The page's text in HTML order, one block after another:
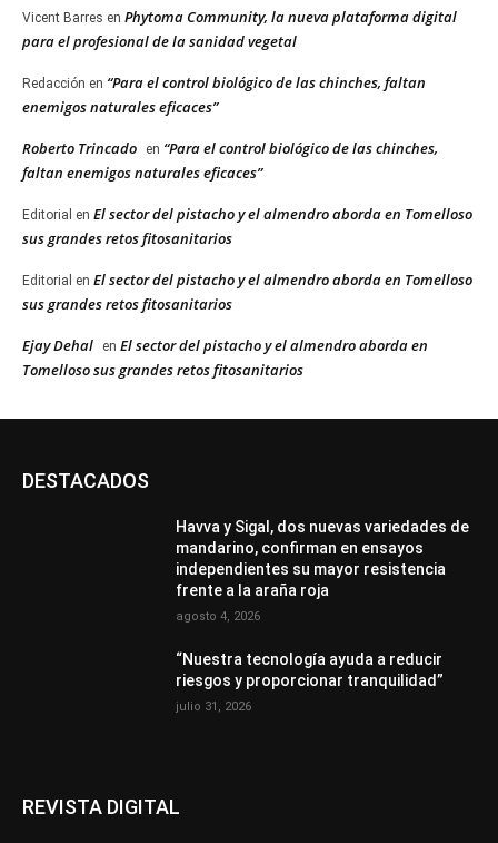
Vicent Barres en Phytoma Community, la nueva plataforma digital
para el profesional de la sanidad vegetal
Redacción en “Para el control biológico de las chinches, faltan
enemigos naturales eficaces”
Roberto Trincado en “Para el control biológico de las chinches,
faltan enemigos naturales eficaces”
Editorial en El sector del pistacho y el almendro aborda en Tomelloso
sus grandes retos fitosanitarios
Editorial en El sector del pistacho y el almendro aborda en Tomelloso
sus grandes retos fitosanitarios
Ejay Dehal en El sector del pistacho y el almendro aborda en
Tomelloso sus grandes retos fitosanitarios
DESTACADOS
Havva y Sigal, dos nuevas variedades de
mandarino, confirman en ensayos
independientes su mayor resistencia
frente a la araña roja
agosto 4, 2026
“Nuestra tecnología ayuda a reducir
riesgos y proporcionar tranquilidad”
julio 31, 2026
REVISTA DIGITAL